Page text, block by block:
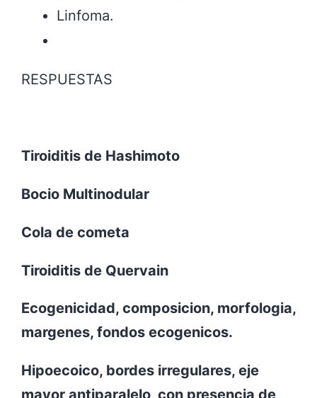
Linfoma.
RESPUESTAS
Tiroiditis de Hashimoto
Bocio Multinodular
Cola de cometa
Tiroiditis de Quervain
Ecogenicidad, composicion, morfologia,
margenes, fondos ecogenicos.
Hipoecoico, bordes irregulares, eje